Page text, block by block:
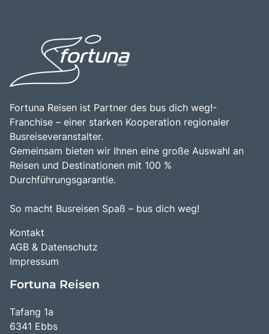
unverzichtbaren Ziel für Reisende, die die Vielfalt dieser
einzigartigen Region erleben möchten.
einem unverzichtbaren Ziel für Reisende, die die
Schönheit und den Reichtum des Burgenlandes
entdecken möchten.
Fortuna Reisen ist Partner des bus dich weg!-
Franchise – einer starken Kooperation regionaler
Busreiseveranstalter.
Gemeinsam bieten wir Ihnen eine große Auswahl an
Reisen und Destinationen mit 100 %
Durchführungsgarantie.
So macht Busreisen Spaß – bus dich weg!
Kontakt
AGB & Datenschutz
Impressum
Fortuna Reisen
Tafang 1a
6341 Ebbs